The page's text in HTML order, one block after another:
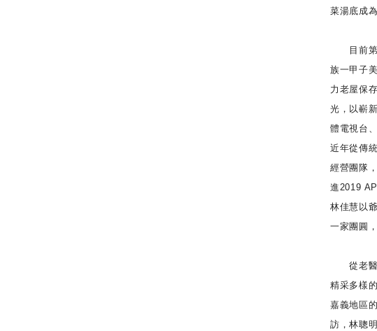
菜湯底成
目前第
族一甲子
力老屋保
光，以嶄
體電視台
近年從傳
經營團隊
進2019
林佳慧以
一家團圓
從老醫
精采多樣
嘉義地區
訪，林聰